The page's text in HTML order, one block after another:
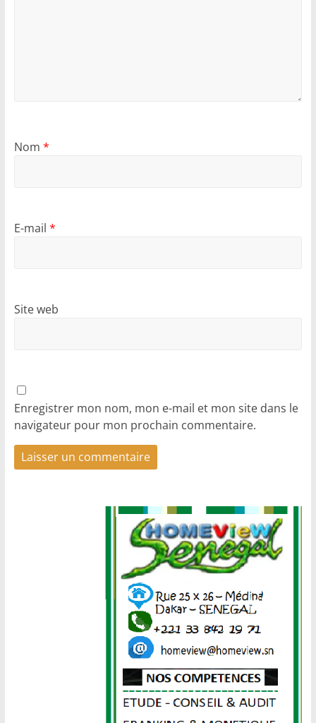
Nom *
E-mail *
Site web
Enregistrer mon nom, mon e-mail et mon site dans le
navigateur pour mon prochain commentaire.